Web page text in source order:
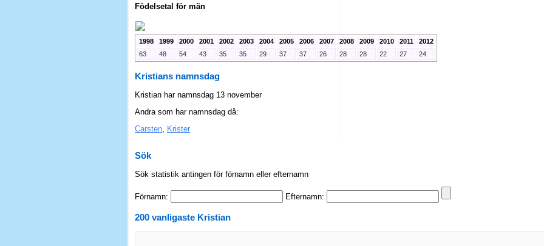
Födelsetal för män
1998 1999 2000 2001 2002 2003 2004 2005 2006 2007 2008 2009 2010 2011
2012
63
48 54 43 35 35 29 37 37 26 28 28 22 27 24
Kristians namnsdag
Kristian har namnsdag 13 november
Andra som har namnsdag då:
Carsten
Krister
Sök
Sök statistik antingen för förnamn eller efternamn
Förnamn: Efternamn:
200 vanligaste Kristian